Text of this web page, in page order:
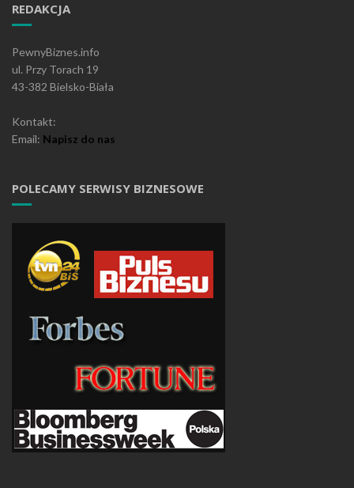
REDAKCJA
PewnyBiznes.info
ul. Przy Torach 19
43-382 Bielsko-Biała
Kontakt:
Email: Napisz do nas
POLECAMY SERWISY BIZNESOWE